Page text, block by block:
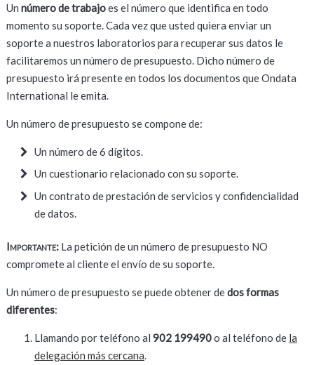
Un número de trabajoes el número que identifica en todo
momento su soporte. Cada vez que usted quiera enviar un
soporte a nuestros laboratorios para recuperar sus datos le
facilitaremos un número de presupuesto. Dicho número de
presupuesto irá presente en todos los documentos que Ondata
International le emita.
Un número de presupuesto se compone de:
Un número de 6 dígitos.
Un cuestionario relacionado con su soporte.
Un contrato de prestación de servicios y confidencialidad
de datos.
Importante:La petición de un número de presupuesto NO
compromete al cliente el envío de su soporte.
Un número de presupuesto se puede obtener dedos formas
diferentes:
Llamando por teléfono al 902 199490o al teléfono de la
delegación más cercana